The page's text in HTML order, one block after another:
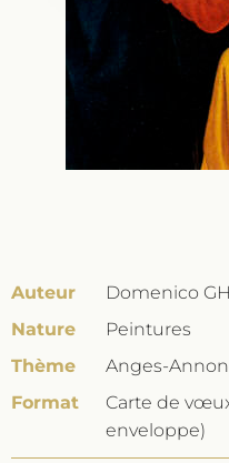
Auteur
Domenico
Nature
Peintures
Thème
Anges-
Format
Carte de vœux
enveloppe)